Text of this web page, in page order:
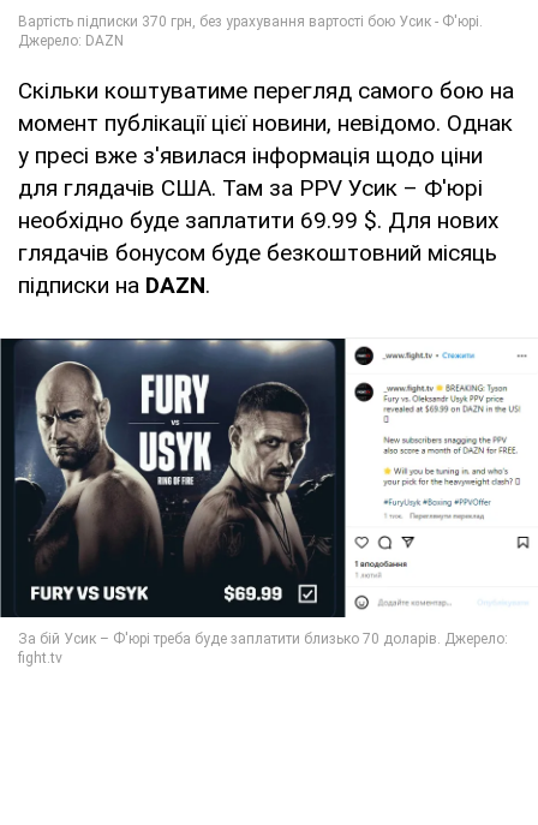
Скільки коштуватиме перегляд самого бою на
момент публікації цієї новини, невідомо. Однак
у пресі вже з'явилася інформація щодо ціни
для глядачів США. Там за PPV Усик – Ф'юрі
необхідно буде заплатити 69.99 $. Для нових
глядачів бонусом буде безкоштовний місяць
підписки на DAZN.